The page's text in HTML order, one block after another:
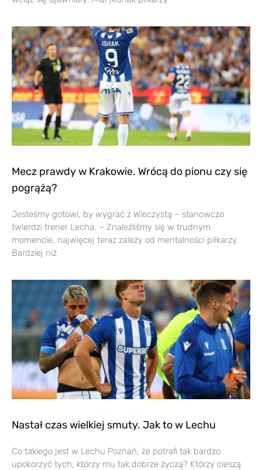
Mecz prawdy w Krakowie. Wrócą do pionu czy się
pogrążą?
Jesteśmy gotowi, by wygrać z Wieczystą – stanowczo
twierdzi trener Lecha. – Znaleźliśmy się w trudnym
momencie, najwięcej teraz zależy od mentalności piłkarzy.
Bardziej niż
Nastał czas wielkiej smuty. Jak to w Lechu
Co takiego jest w Lechu Poznań, że potrafi tak bardzo
upokorzyć tych, którzy mu tak dobrze życzą? Którzy cieszą